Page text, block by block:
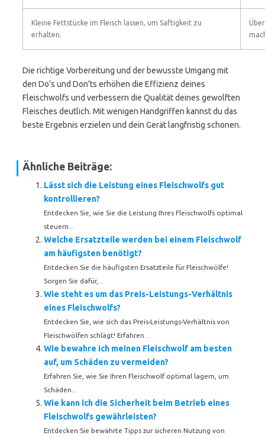
Kleine Fettstücke im Fleisch lassen, um Saftigkeit zu
erhalten.
Die richtige Vorbereitung und der bewusste Umgang mit
den Do’s und Don’ts erhöhen die Effizienz deines
Fleischwolfs und verbessern die Qualität deines gewolften
Fleisches deutlich. Mit wenigen Handgriffen kannst du das
beste Ergebnis erzielen und dein Gerät langfristig schonen.
Ähnliche Beiträge:
Lässt sich die Leistung eines Fleischwolfs gut
kontrollieren?
Entdecken Sie, wie Sie die Leistung Ihres Fleischwolfs optimal
steuern...
Welche Ersatzteile werden bei einem Fleischwolf
am häufigsten benötigt?
Entdecken Sie die häufigsten Ersatzteile für Fleischwölfe!
Sorgen Sie dafür,...
Wie steht es um das Preis-Leistungs-Verhältnis
eines Fleischwolfs?
Entdecken Sie, wie sich das Preis-Leistungs-Verhältnis von
Fleischwölfen schlägt! Erfahren...
Wie bewahre ich meinen Fleischwolf am besten
auf, um Schäden zu vermeiden?
Erfahren Sie, wie Sie Ihren Fleischwolf optimal lagern, um
Schäden...
Wie kann ich die Sicherheit beim Betrieb eines
Fleischwolfs gewährleisten?
Entdecken Sie bewährte Tipps zur sicheren Nutzung von